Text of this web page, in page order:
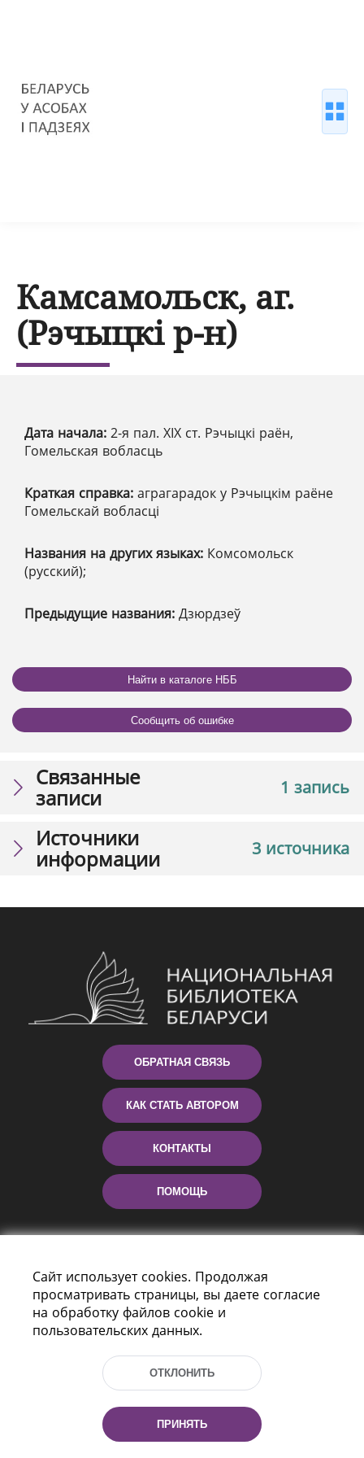
Камсамольск, аг.
(Рэчыцкі р-н)
Дата начала: 2-я пал. XІX ст. Рэчыцкі раён,
Гомельская вобласць
Краткая справка: аграгарадок у Рэчыцкім раёне
Гомельскай вобласці
Названия на других языках: Комсомольск
(русский);
Предыдущие названия: Дзюрдзеў
Найти в каталоге НББ
Сообщить об ошибке
1 запись
Связанные
записи
3 источника
Источники
информации
ОБРАТНАЯ СВЯЗЬ
КАК СТАТЬ АВТОРОМ
КОНТАКТЫ
ПОМОЩЬ
г. Минск, Республика Беларусь, 220114
Тел.: (+375 17) 368 37 37, Факс: (+375 17)
Эл. почта: inbox@nlb.by
Сайт использует cookies. Продолжая
просматривать страницы, вы даете согласие
на обработку файлов cookie и
пользовательских данных.
ОТКЛОНИТЬ
ПРИНЯТЬ